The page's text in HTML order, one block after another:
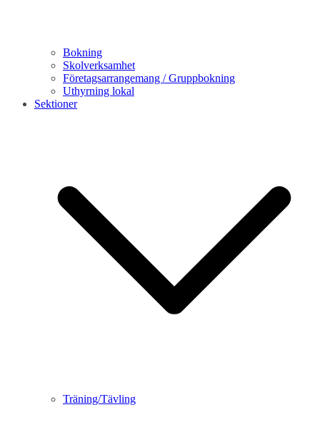
Bokning
Skolverksamhet
Företagsarrangemang / Gruppbokning
Uthyrning lokal
Sektioner
Träning/Tävling